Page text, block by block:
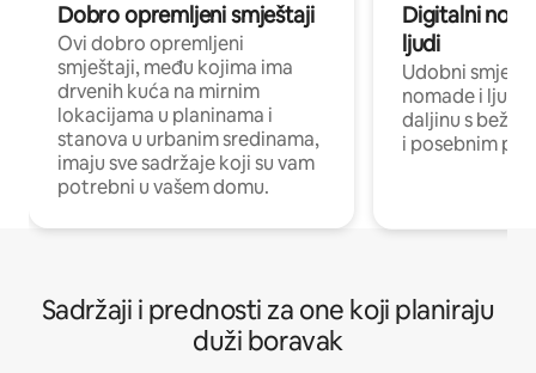
Dobro opremljeni smještaji
Ovi dobro opremljeni
smještaji, među kojima ima
drvenih kuća na mirnim
lokacijama u planinama i
stanova u urbanim sredinama,
imaju sve sadržaje koji su vam
potrebni u vašem domu.
Digitalni
ljudi
Udobni
nomade i ljude
daljinu s
i posebnim
Sadržaji i prednosti za one koji planiraju
duži boravak